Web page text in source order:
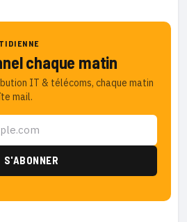
chaque matin
IT & télécoms, chaque matin
mail.